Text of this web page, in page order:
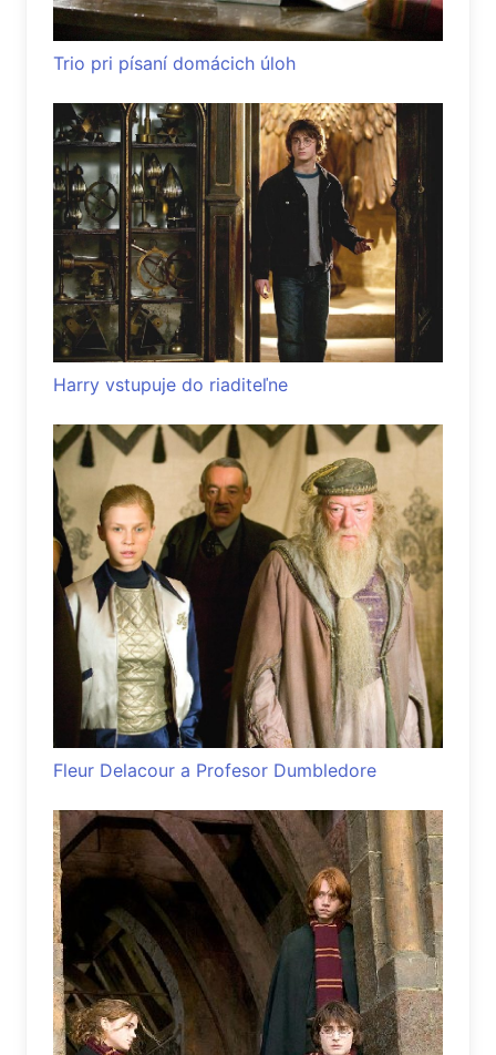
Trio pri písaní domácich úloh
Harry vstupuje do riaditeľne
Fleur Delacour a Profesor Dumbledore